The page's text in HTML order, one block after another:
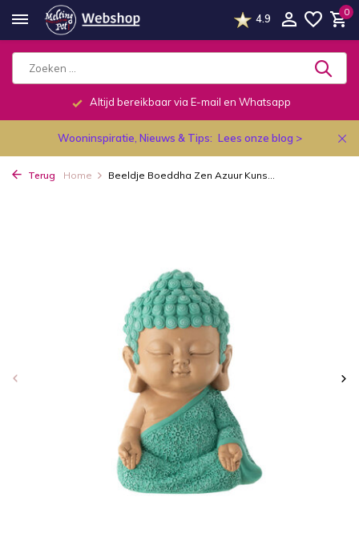
4.9
0
Altijd bereikbaar via E-mail en Whatsapp
Wooninspiratie, Nieuws & Tips: Lees onze blog >
Terug Home Beeldje Boeddha Zen Azuur Kuns...